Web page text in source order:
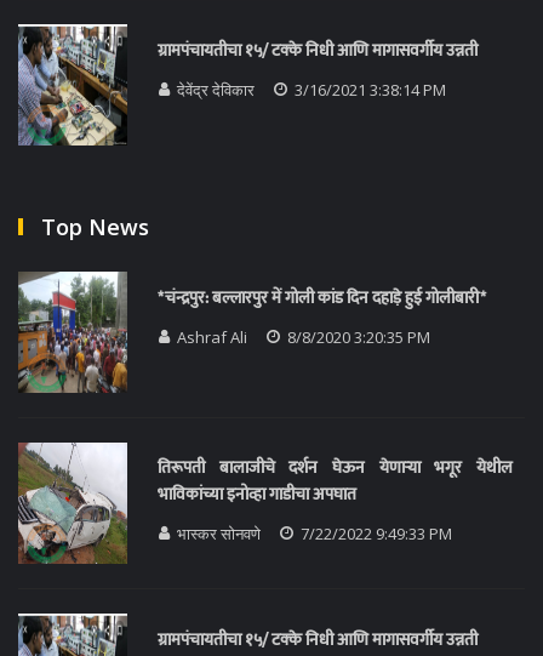
ग्रामपंचायतीचा १५/ टक्के निधी आणि मागासवर्गीय उन्नती
देवेंद्र देविकार 3/16/2021 3:38:14 PM
Top News
*चंन्द्रपुर: बल्लारपुर में गोली कांड दिन दहाड़े हुई गोलीबारी*
Ashraf Ali 8/8/2020 3:20:35 PM
तिरूपती बालाजीचे दर्शन घेऊन येणाऱ्या भगूर येथील
भाविकांच्या इनोव्हा गाडीचा अपघात
भास्कर सोनवणे 7/22/2022 9:49:33 PM
ग्रामपंचायतीचा १५/ टक्के निधी आणि मागासवर्गीय उन्नती